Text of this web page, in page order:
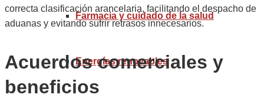
Farmacia y cuidado de la salud
Energías renovables
correcta clasificación arancelaria, facilitando el despacho de
aduanas y evitando sufrir retrasos innecesarios.
Acuerdos comerciales y
beneficios